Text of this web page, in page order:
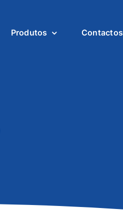
Produtos Contactos